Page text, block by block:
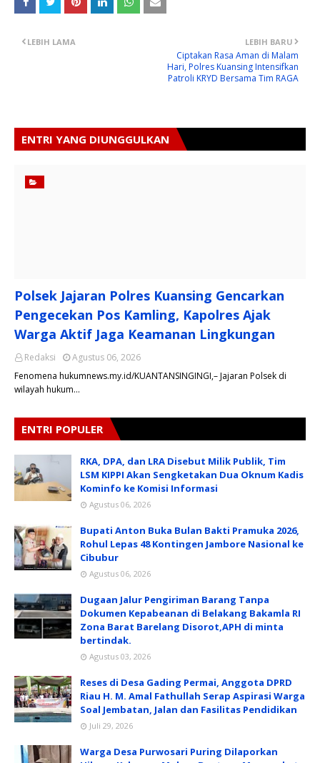
LEBIH BARU
Ciptakan Rasa Aman di Malam
Hari, Polres Kuansing Intensifkan
Patroli KRYD Bersama Tim RAGA
LEBIH LAMA
ENTRI YANG DIUNGGULKAN
Polsek Jajaran Polres Kuansing Gencarkan
Pengecekan Pos Kamling, Kapolres Ajak
Warga Aktif Jaga Keamanan Lingkungan
Redaksi
Agustus 06, 2026
Fenomena hukumnews.my.id/KUANTANSINGINGI,– Jajaran Polsek di
wilayah hukum…
ENTRI POPULER
RKA, DPA, dan LRA Disebut Milik Publik, Tim
LSM KIPPI Akan Sengketakan Dua Oknum Kadis
Kominfo ke Komisi Informasi
Agustus 06, 2026
Bupati Anton Buka Bulan Bakti Pramuka 2026,
Rohul Lepas 48 Kontingen Jambore Nasional ke
Cibubur
Agustus 06, 2026
Dugaan Jalur Pengiriman Barang Tanpa
Dokumen Kepabeanan di Belakang Bakamla RI
Zona Barat Barelang Disorot,APH di minta
bertindak.
Agustus 03, 2026
Reses di Desa Gading Permai, Anggota DPRD
Riau H. M. Amal Fathullah Serap Aspirasi Warga
Soal Jembatan, Jalan dan Fasilitas Pendidikan
Juli 29, 2026
Warga Desa Purwosari Puring Dilaporkan